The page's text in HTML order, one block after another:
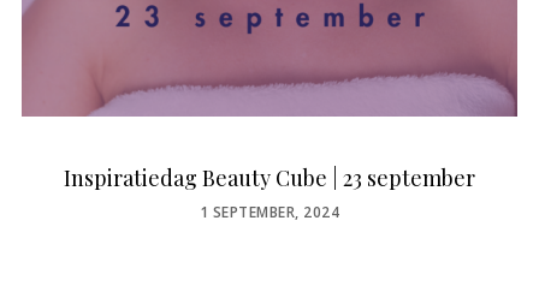
Inspiratiedag Beauty Cube | 23 september
POSTED
1 SEPTEMBER, 2024